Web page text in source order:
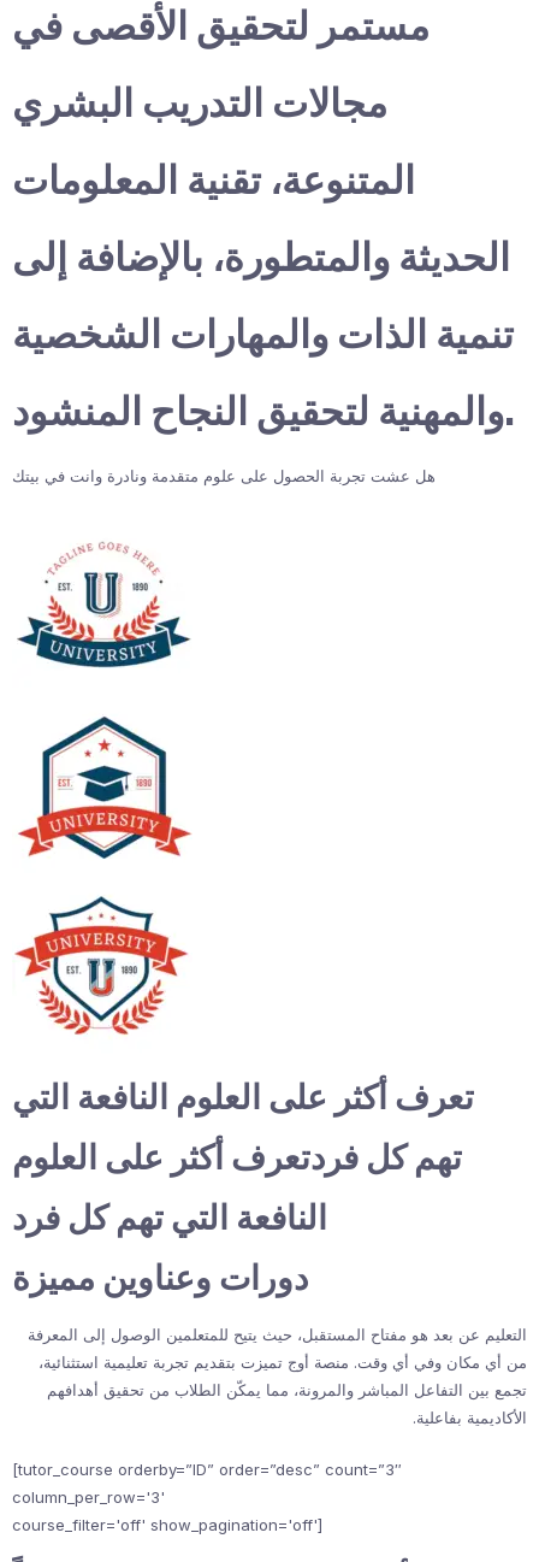
مستمر لتحقيق الأقصى في
مجالات التدريب البشري
المتنوعة، تقنية المعلومات
الحديثة والمتطورة، بالإضافة إلى
تنمية الذات والمهارات الشخصية
والمهنية لتحقيق النجاح المنشود.
هل عشت تجربة الحصول على علوم متقدمة ونادرة وانت في بيتك
تعرف أكثر على العلوم النافعة التي
تهم كل فردتعرف أكثر على العلوم
النافعة التي تهم كل فرد
دورات وعناوين مميزة
التعليم عن بعد هو مفتاح المستقبل، حيث يتيح للمتعلمين الوصول إلى المعرفة
من أي مكان وفي أي وقت. منصة أوج تميزت بتقديم تجربة تعليمية استثنائية،
تجمع بين التفاعل المباشر والمرونة، مما يمكّن الطلاب من تحقيق أهدافهم
الأكاديمية بفاعلية.
[tutor_course orderby=”ID” order=”desc” count=”3″
column_per_row='3'
course_filter='off' show_pagination='off']